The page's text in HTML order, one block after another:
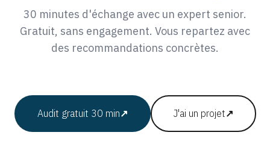
30 minutes d'échange avec un expert senior.
Gratuit, sans engagement. Vous repartez avec
des recommandations concrètes.
Audit gratuit 30 min↗ J'ai un projet↗